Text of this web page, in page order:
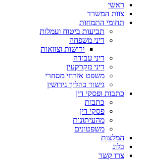
ראשי
צוות המשרד
תחומי התמחות
תביעות ביטוח ועמלות
דיני משפחה
ירושות וצוואות
דיני עבודה
דיני מקרקעין
משפט אזרחי מסחרי
גישור בהליך גירושין
כתבות ופסקי דין
כתבות
פסקי דין
מהעיתונות
משפטונים
המלצות
בלוג
צרו קשר